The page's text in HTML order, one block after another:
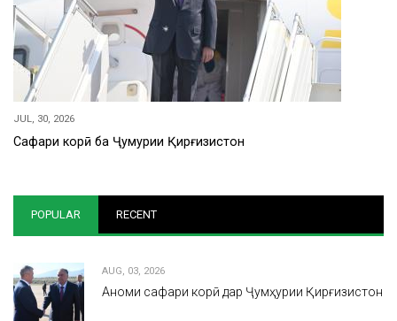
JUL, 30, 2026
Сафари корӣ ба Ҷумҳурии Қирғизистон
POPULAR RECENT
AUG, 03, 2026
Анҷоми сафари корӣ дар Ҷумҳурии Қирғизистон